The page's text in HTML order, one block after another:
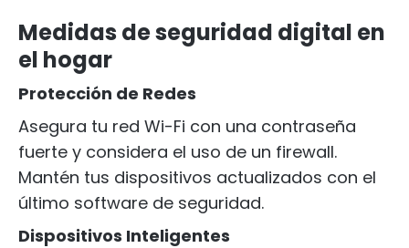
Medidas de seguridad digital en
el hogar
Protección de Redes
Asegura tu red Wi-Fi con una contraseña
fuerte y considera el uso de un firewall.
Mantén tus dispositivos actualizados con el
último software de seguridad.
Dispositivos Inteligentes